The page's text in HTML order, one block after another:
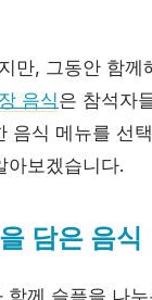
만, 그동안 함
음식은 참석자
음식 메뉴를 선
아보겠습니다.
담은 음식
함께 슬픔을 나